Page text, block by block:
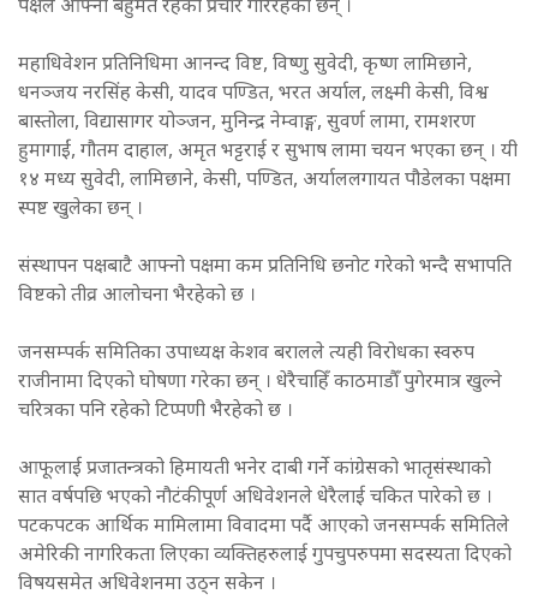
पक्षले आफ्नो बहुमत रहेको प्रचार गरिरहेका छन् ।
महाधिवेशन प्रतिनिधिमा आनन्द विष्ट, विष्णु सुवेदी, कृष्ण लामिछाने,
धनञ्जय नरसिंह केसी, यादव पण्डित, भरत अर्याल, लक्ष्मी केसी, विश्व
बास्तोला, विद्यासागर योञ्जन, मुनिन्द्र नेम्वाङ्ग, सुवर्ण लामा, रामशरण
हुमागाईं, गौतम दाहाल, अमृत भट्टराई र सुभाष लामा चयन भएका छन् । यी
१४ मध्य सुवेदी, लामिछाने, केसी, पण्डित, अर्याललगायत पौडेलका पक्षमा
स्पष्ट खुलेका छन् ।
संस्थापन पक्षबाटै आफ्नो पक्षमा कम प्रतिनिधि छनोट गरेको भन्दै सभापति
विष्टको तीव्र आलोचना भैरहेको छ ।
जनसम्पर्क समितिका उपाध्यक्ष केशव बरालले त्यही विरोधका स्वरुप
राजीनामा दिएको घोषणा गरेका छन् । धेरैचाहिँ काठमाडौँ पुगेरमात्र खुल्ने
चरित्रका पनि रहेको टिप्पणी भैरहेको छ ।
आफूलाई प्रजातन्त्रको हिमायती भनेर दाबी गर्ने कांग्रेसको भातृसंस्थाको
सात वर्षपछि भएको नौटंकीपूर्ण अधिवेशनले धेरैलाई चकित पारेको छ ।
पटकपटक आर्थिक मामिलामा विवादमा पर्दै आएको जनसम्पर्क समितिले
अमेरिकी नागरिकता लिएका व्यक्तिहरुलाई गुपचुपरुपमा सदस्यता दिएको
विषयसमेत अधिवेशनमा उठ्न सकेन ।